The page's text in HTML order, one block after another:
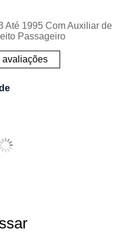
Até 1995 Com Auxiliar de
Passageiro
avaliações